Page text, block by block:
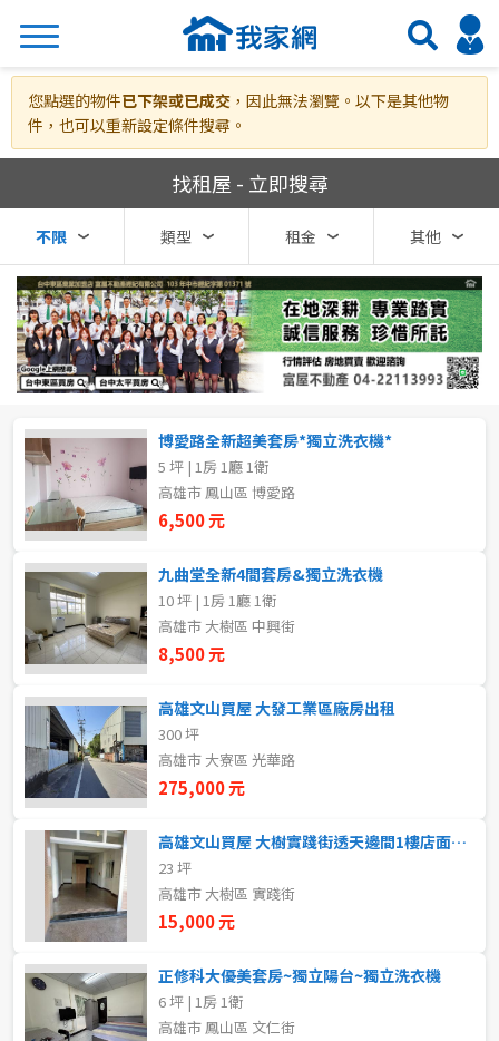
搜尋
縣市
不限
基隆市
新北市
宜蘭縣
桃園市
新竹市
新竹縣
苗栗縣
彰化縣
南投縣
雲林縣
嘉義市
區域
不限
類型(可複選)
不拘 整層住家
雅房 其他住宅 店面
辦公 住辦 廠房
不拘
20~30 坪
您點選的物件已下架或已成交 ，因此無法瀏覽。以下是其他物
件，也可以重新設定條件搜尋。
我家網房屋租賃
找租屋 - 立即搜尋
不限 類型 租金 其他
博愛路全新超美套房*獨立洗衣機*
5 坪 | 1房 1廳 1衛
高雄市 鳳山區 博愛路
6,500 元
九曲堂全新4間套房&獨立洗衣機
10 坪 | 1房 1廳 1衛
高雄市 大樹區 中興街
8,500 元
高雄文山買屋 大發工業區廠房出租
300 坪
高雄市 大寮區 光華路
275,000 元
高雄文山買屋 大樹實踐街透天邊間1樓店面出租
23 坪
高雄市 大樹區 實踐街
15,000 元
正修科大優美套房~獨立陽台~獨立洗衣機
6 坪 | 1房 1衛
高雄市 鳳山區 文仁街